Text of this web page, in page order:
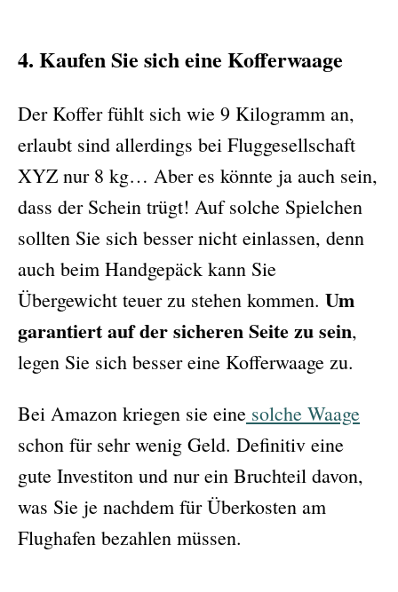
4. Kaufen Sie sich eine Kofferwaage
Der Koffer fühlt sich wie 9 Kilogramm an,
erlaubt sind allerdings bei Fluggesellschaft
XYZ nur 8 kg… Aber es könnte ja auch sein,
dass der Schein trügt! Auf solche Spielchen
sollten Sie sich besser nicht einlassen, denn
auch beim Handgepäck kann Sie
Übergewicht teuer zu stehen kommen. Um
garantiert auf der sicheren Seite zu sein,
legen Sie sich besser eine Kofferwaage zu.
Bei Amazon kriegen sie eine solche Waage
schon für sehr wenig Geld. Definitiv eine
gute Investiton und nur ein Bruchteil davon,
was Sie je nachdem für Überkosten am
Flughafen bezahlen müssen.